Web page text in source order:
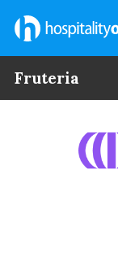
Fruteria